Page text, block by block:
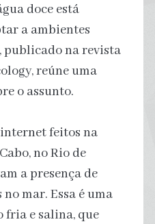
doce está
a ambientes
publicado na revista
reúne uma
o assunto.
feitos na
no Rio de
a presença de
mar. Essa é uma
fria e salina, que